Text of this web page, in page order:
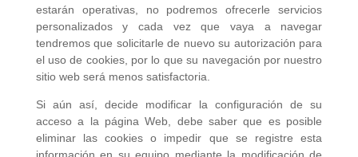
estarán operativas, no podremos ofrecerle servicios
personalizados y cada vez que vaya a navegar
tendremos que solicitarle de nuevo su autorización para
el uso de cookies, por lo que su navegación por nuestro
sitio web será menos satisfactoria.
Si aún así, decide modificar la configuración de su
acceso a la página Web, debe saber que es posible
eliminar las cookies o impedir que se registre esta